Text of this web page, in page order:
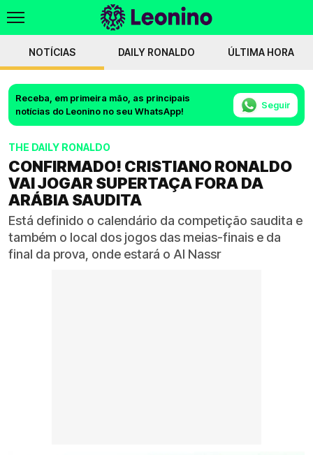
NOTÍCIAS DAILY RONALDO ÚLTIMA HORA
Receba, em primeira mão, as principais
notícias do Leonino no seu WhatsApp!
Seguir
THE DAILY RONALDO
CONFIRMADO! CRISTIANO RONALDO
VAI JOGAR SUPERTAÇA FORA DA
ARÁBIA SAUDITA
Está definido o calendário da competição saudita e
também o local dos jogos das meias-finais e da
final da prova, onde estará o Al Nassr